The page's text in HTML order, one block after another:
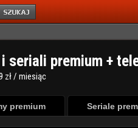
seriali premium +
zł / miesiąc
premium Seriale